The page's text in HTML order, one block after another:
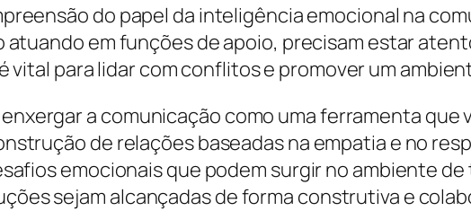
do papel da inteligência emocional na
em funções de apoio, precisam estar
vital para lidar com conflitos e promover um
a comunicação como uma ferramenta que
de relações baseadas na empatia e no
emocionais que podem surgir no ambiente
sejam alcançadas de forma construtiva e